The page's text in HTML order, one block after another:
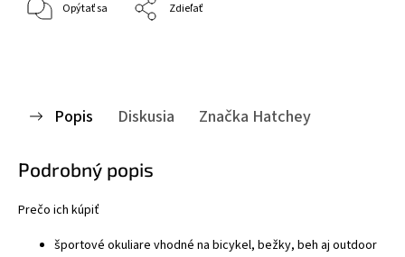
Opýtať sa Zdieľať
Popis Diskusia Značka Hatchey
Podrobný popis
Prečo ich kúpiť
športové okuliare vhodné na bicykel, bežky, beh aj outdoor